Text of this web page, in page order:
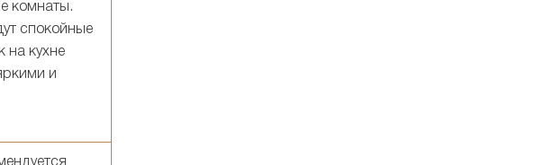
комнаты.
спокойные
на кухне
и